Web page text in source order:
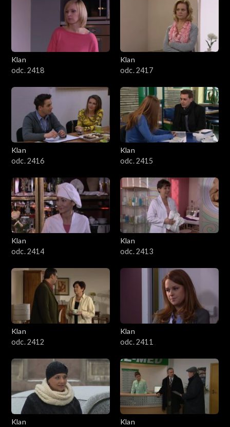
Klan
odc. 2418
Klan
odc. 2417
Klan
odc. 2416
Klan
odc. 2415
Klan
odc. 2414
Klan
odc. 2413
Klan
odc. 2412
Klan
odc. 2411
Klan
Klan